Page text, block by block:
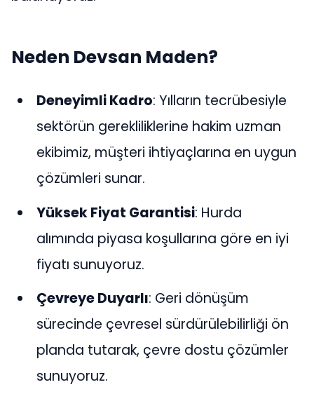
Neden Devsan Maden?
Deneyimli Kadro: Yılların tecrübesiyle
sektörün gerekliliklerine hakim uzman
ekibimiz, müşteri ihtiyaçlarına en uygun
çözümleri sunar.
Yüksek Fiyat Garantisi: Hurda
alımında piyasa koşullarına göre en iyi
fiyatı sunuyoruz.
Çevreye Duyarlı: Geri dönüşüm
sürecinde çevresel sürdürülebilirliği ön
planda tutarak, çevre dostu çözümler
sunuyoruz.